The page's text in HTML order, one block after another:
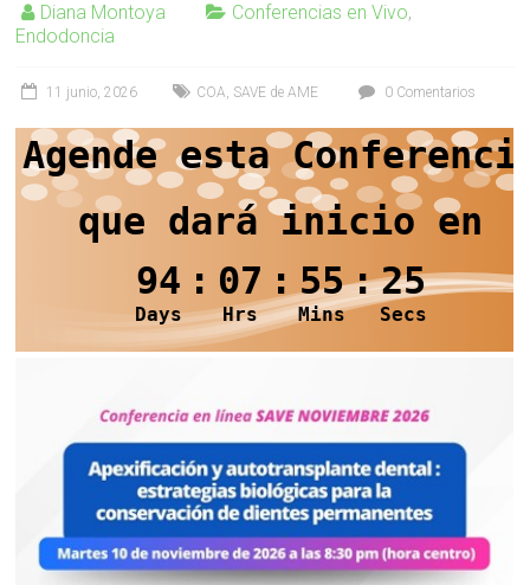
Diana Montoya Conferencias en Vivo,
Endodoncia
11 junio, 2026 COA, SAVE de AME 0 Comentarios